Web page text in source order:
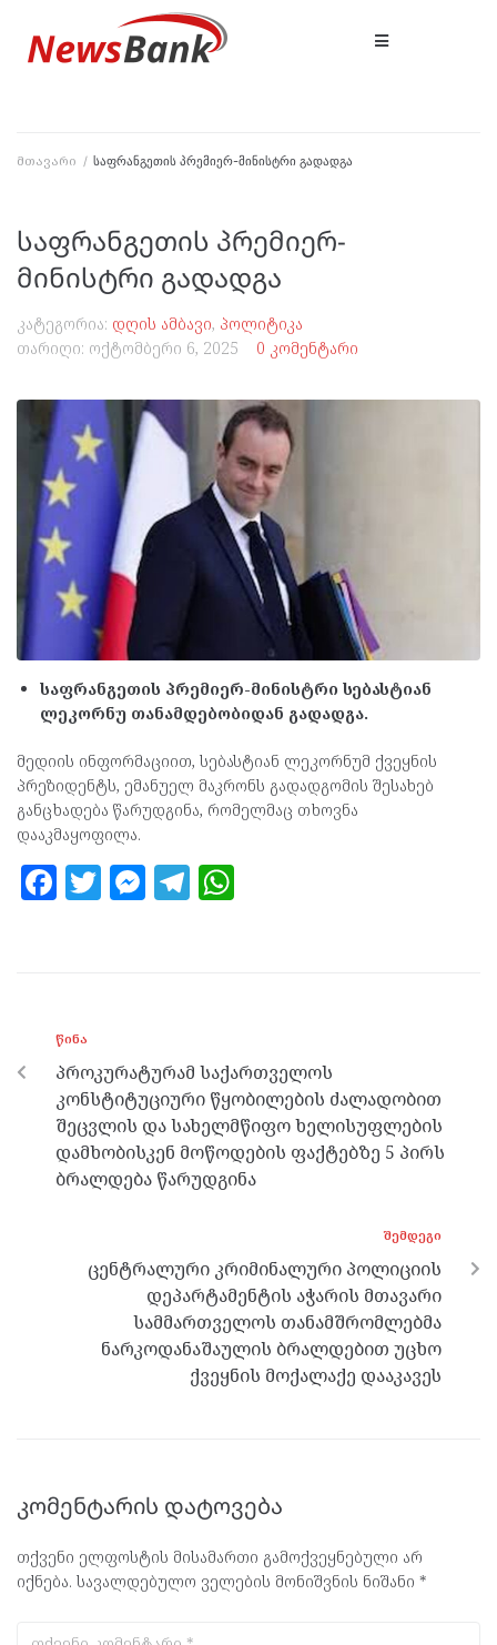
მთავარი / საფრანგეთის პრემიერ-მინისტრი გადადგა
საფრანგეთის პრემიერ-
მინისტრი გადადგა
კატეგორია: დღის ამბავი, პოლიტიკა
თარიღი: ოქტომბერი 6, 2025 0 კომენტარი
საფრანგეთის პრემიერ-მინისტრი სებასტიან
ლეკორნუ თანამდებობიდან გადადგა.
მედიის ინფორმაციით, სებასტიან ლეკორნუმ ქვეყნის
პრეზიდენტს, ემანუელ მაკრონს გადადგომის შესახებ
განცხადება წარუდგინა, რომელმაც თხოვნა
დააკმაყოფილა.
F
o
o
k
T M
er
T
m p
p
ᲬᲘᲜᲐ
პროკურატურამ საქართველოს
კონსტიტუციური წყობილების ძალადობით
შეცვლის და სახელმწიფო ხელისუფლების
დამხობისკენ მოწოდების ფაქტებზე 5 პირს
ბრალდება წარუდგინა
ᲨᲔᲛᲓᲔᲒᲘ
ცენტრალური კრიმინალური პოლიციის
დეპარტამენტის აჭარის მთავარი
სამმართველოს თანამშრომლებმა
ნარკოდანაშაულის ბრალდებით უცხო
ქვეყნის მოქალაქე დააკავეს
კომენტარის დატოვება
თქვენი ელფოსტის მისამართი გამოქვეყნებული არ
იქნება. სავალდებულო ველების მონიშვნის ნიშანი *